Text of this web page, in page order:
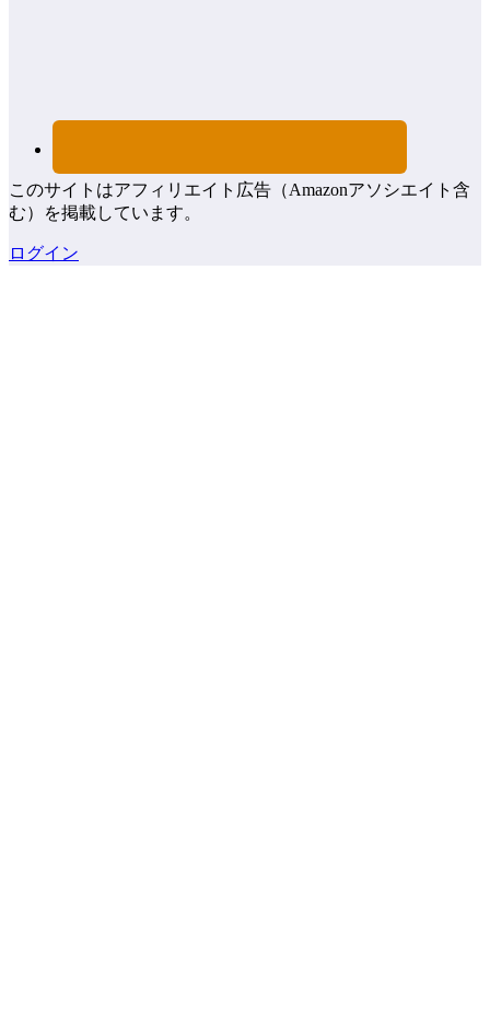
このサイトはアフィリエイト広告（Amazonアソシエイト含
む）を掲載しています。
ログイン